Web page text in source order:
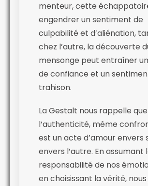
menteur, cette
engendrer un sentiment de
culpabilité et d’aliénation,
chez l’autre, la découverte
mensonge peut entraîner
de confiance et un
trahison.
La Gestalt nous rappelle que
l’authenticité, même
est un acte d’amour envers
envers l’autre. En assumant
responsabilité de nos
en choisissant la vérité,